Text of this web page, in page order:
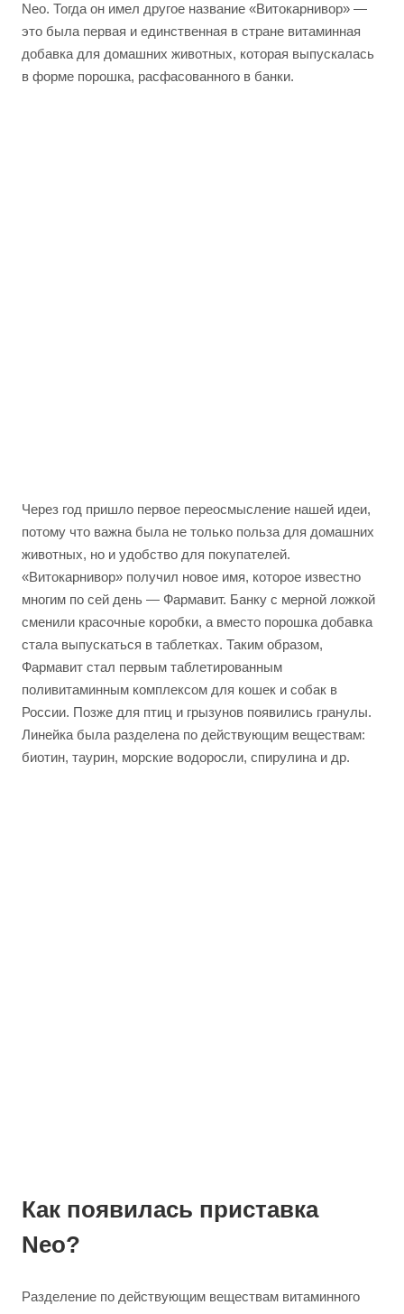
Neo. Тогда он имел другое название «Витокарнивор» —
это была первая и единственная в стране витаминная
добавка для домашних животных, которая выпускалась
в форме порошка, расфасованного в банки.
Через год пришло первое переосмысление нашей идеи,
потому что важна была не только польза для домашних
животных, но и удобство для покупателей.
«Витокарнивор» получил новое имя, которое известно
многим по сей день — Фармавит. Банку с мерной ложкой
сменили красочные коробки, а вместо порошка добавка
стала выпускаться в таблетках. Таким образом,
Фармавит стал первым таблетированным
поливитаминным комплексом для кошек и собак в
России. Позже для птиц и грызунов появились гранулы.
Линейка была разделена по действующим веществам:
биотин, таурин, морские водоросли, спирулина и др.
Как появилась приставка
Neo?
Разделение по действующим веществам витаминного